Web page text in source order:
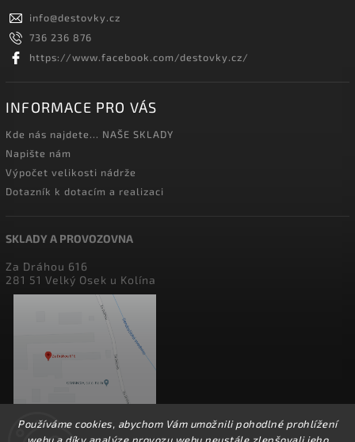
Používáme cookies, abychom Vám umožnili pohodlné prohlížení
info@destovky.cz
736 236 876
https://www.facebook.com/destovky.cz/
INFORMACE PRO VÁS
Kde nás najdete... NAŠE SKLADY
Napište nám
Výpočet velikosti nádrže
Dotazník k dotacím a realizaci
SKLADY A PROVOZOVNA
Za Dráhou 616
281 51 Velký Osek u Kolína